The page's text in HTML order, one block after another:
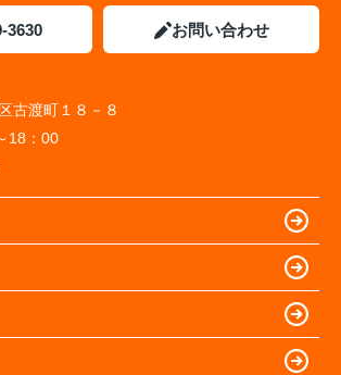
3630 お問い合わせ
古渡町１８－８
18：00